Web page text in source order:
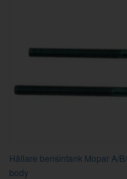
Hållare bensintank Mopar A/
body